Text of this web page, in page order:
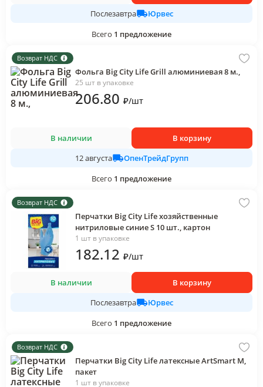
Послезавтра
Юрвес
Всего 1 предложение
Возврат НДС
Фольга Big City Life Grill алюминиевая 8 м.,
25 шт в упаковке
206.80 ₽/шт
В наличии
В корзину
12 августа
ОпенТрейдГрупп
Всего 1 предложение
Возврат НДС
Перчатки Big City Life хозяйственные
нитриловые синие S 10 шт., картон
1 шт в упаковке
182.12 ₽/шт
В наличии
В корзину
Послезавтра
Юрвес
Всего 1 предложение
Возврат НДС
Перчатки Big City Life латексные ArtSmart M,
пакет
1 шт в упаковке